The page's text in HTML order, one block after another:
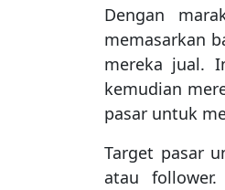
Dengan
memasarkan
mereka jual.
kemudian
pasar untuk
Target pasar
atau